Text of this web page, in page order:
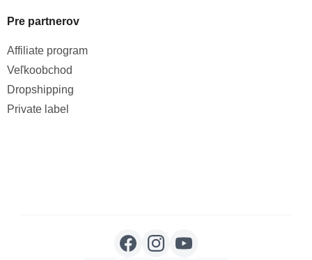
Pre partnerov
Affiliate program
Veľkoobchod
Dropshipping
Private label